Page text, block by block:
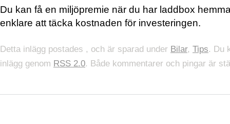
Du kan få en miljöpremie när du har laddbox
enklare att täcka kostnaden för investeringen.
Detta inlägg postades , och är sparad under Bilar, Tips. Du
inlägg genom RSS 2.0. Både kommentarer och pingar är